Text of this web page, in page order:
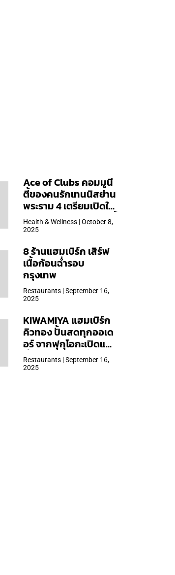
Ace of Clubs คอมมูนี
ตี้ของคนรักเทนนิสย่าน
พระราม 4 เตรียมเปิดให้
บริการวันแรก 19 ต.ค. นี้
Health & Wellness | October 8,
2025
8 ร้านแฮมเบิร์ก เสิร์ฟ
เนื้อก้อนฉ่ำรอบ
กรุงเทพ
Restaurants | September 16,
2025
KIWAMIYA แฮมเบิร์ก
คิวทอง ปั้นสดทุกออเด
อร์ จากฟุกุโอกะเปิดแล้ว
ที่ Central Park
Restaurants | September 16,
2025